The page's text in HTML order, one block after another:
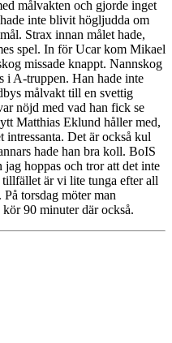
målvakten och gjorde inget
inte blivit högljudda om
Strax innan målet hade,
spel. In för Ucar kom Mikael
missade knappt. Nannskog
i A-truppen. Han hade inte
målvakt till en svettig
nöjd med vad han fick se
Matthias Eklund håller med,
intressanta. Det är också kul
hade han bra koll. BoIS
hoppas och tror att det inte
tillfället är vi lite tunga efter all
torsdag möter man
90 minuter där också.